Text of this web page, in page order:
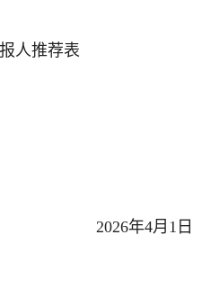
人推荐表
年4月 1 日